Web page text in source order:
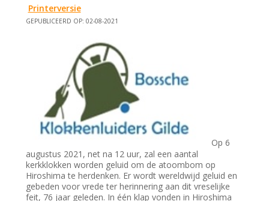
Printerversie
GEPUBLICEERD OP: 02-08-2021
Op 6
augustus 2021, net na 12 uur, zal een aantal
kerkklokken worden geluid om de atoombom op
Hiroshima te herdenken. Er wordt wereldwijd geluid en
gebeden voor vrede ter herinnering aan dit vreselijke
feit, 76 jaar geleden. In één klap vonden in Hiroshima